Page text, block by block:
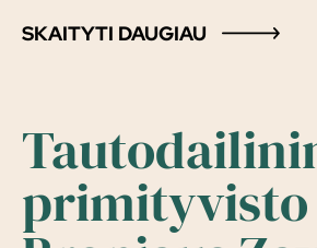
SKAITYTI DAUGIAU
primityvisto